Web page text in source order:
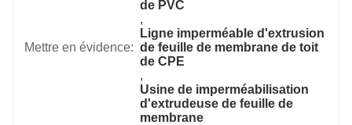
Mettre en évidence:
de PVC
,
Ligne imperméable d'extrusion
de feuille de membrane de toit
de CPE
,
Usine de imperméabilisation
d'extrudeuse de feuille de
membrane